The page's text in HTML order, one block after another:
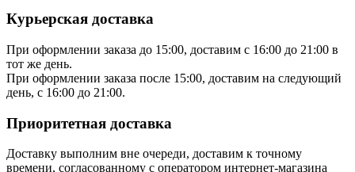
Курьерская доставка
При оформлении заказа до 15:00, доставим с 16:00 до 21:00 в
тот же день.
При оформлении заказа после 15:00, доставим на следующий
день, с 16:00 до 21:00.
Приоритетная доставка
Доставку выполним вне очереди, доставим к точному
времени, согласованному с оператором интернет-магазина